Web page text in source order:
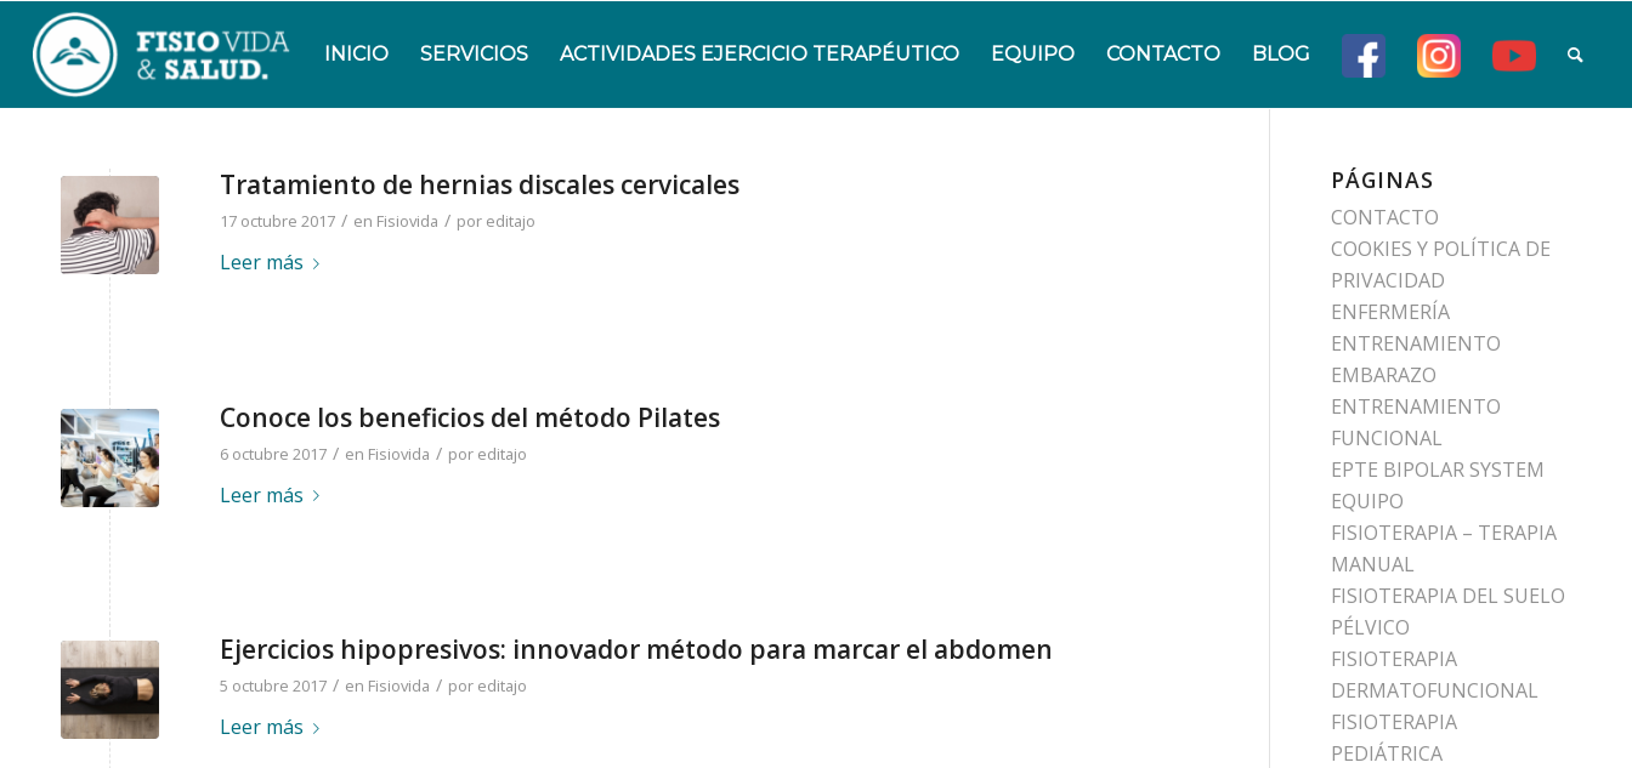
INICIO SERVICIOS ACTIVIDADES EJERCICIO TERAPÉUTICO EQUIPO CONTACTO BLOG
Tratamiento de hernias discales cervicales
17 octubre 2017 / en Fisiovida / por editajo
Leer más
Conoce los beneficios del método Pilates
6 octubre 2017 / en Fisiovida / por editajo
Leer más
Ejercicios hipopresivos: innovador método para marcar el abdomen
5 octubre 2017 / en Fisiovida / por editajo
Leer más
PÁGINAS
CONTACTO
COOKIES Y POLÍTICA DE
PRIVACIDAD
ENFERMERÍA
ENTRENAMIENTO
EMBARAZO
ENTRENAMIENTO
FUNCIONAL
EPTE BIPOLAR SYSTEM
EQUIPO
FISIOTERAPIA – TERAPIA
MANUAL
FISIOTERAPIA DEL SUELO
PÉLVICO
FISIOTERAPIA
DERMATOFUNCIONAL
FISIOTERAPIA
PEDIÁTRICA